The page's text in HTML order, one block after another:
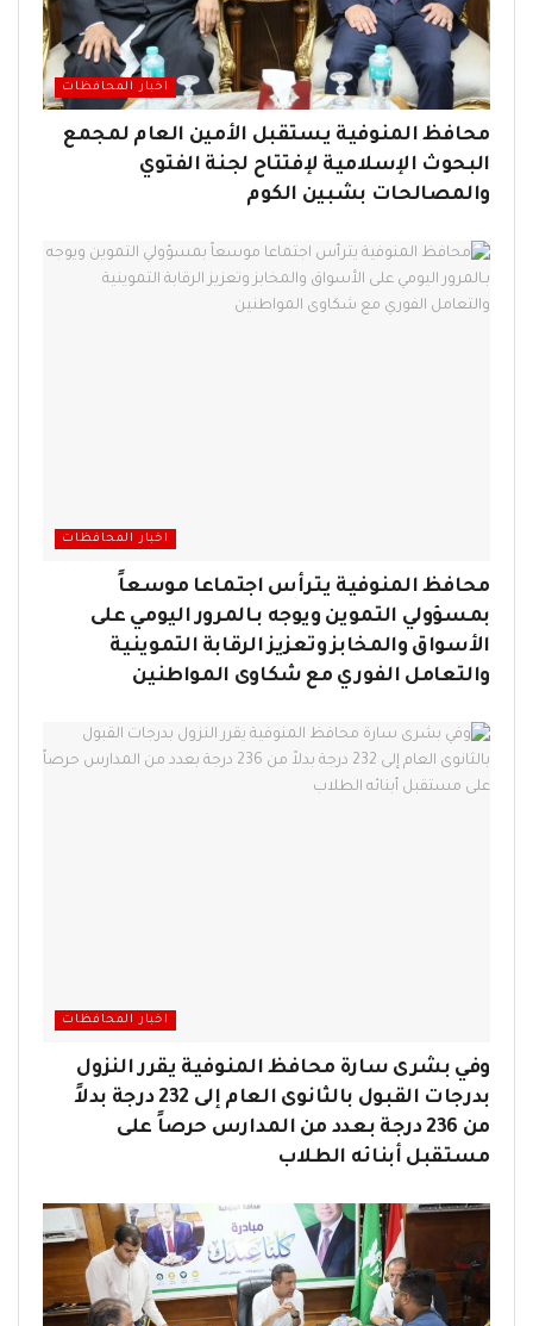
اخبار المحافظات
محافظ المنوفية يستقبل الأمين العام لمجمع
البحوث الإسلامية لإفتتاح لجنة الفتوي
والمصالحات بشبين الكوم
اخبار المحافظات
محافظ المنوفية يترأس اجتماعا موسعاً
بمسؤولي التموين ويوجه بـالمرور اليومي على
الأسواق والمخابز وتعزيز الرقابة التموينية
والتعامل الفوري مع شكاوى المواطنين
اخبار المحافظات
وفي بشرى سارة محافظ المنوفية يقرر النزول
بدرجات القبول بالثانوى العام إلى 232 درجة بدلاً
من 236 درجة بعدد من المدارس حرصاً على
مستقبل أبنائه الطلاب